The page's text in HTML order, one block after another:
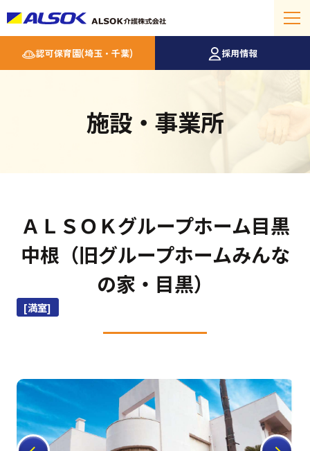
認可保育園(埼玉・千葉) 採用情報
施設・事業所
ＡＬＳＯＫグループホーム目黒
中根（旧グループホームみんな
の家・目黒）
[満室]